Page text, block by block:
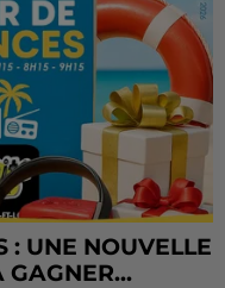
: UNE NOUVELLE